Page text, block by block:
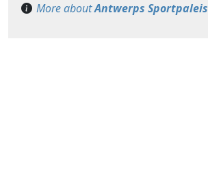
More aboutAntwerps Sportpaleis